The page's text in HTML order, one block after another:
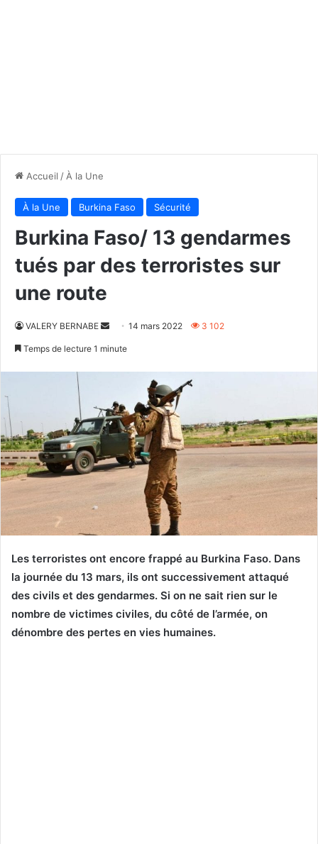
Accueil / À la Une
À la Une Burkina Faso Sécurité
Burkina Faso/ 13 gendarmes
tués par des terroristes sur
une route
VALERY BERNABE
Envoyer14 mars 2022 3 102
Temps de lecture 1 minute
Les terroristes ont encore frappé au Burkina Faso. Dans
la journée du 13 mars, ils ont successivement attaqué
des civils et des gendarmes. Si on ne sait rien sur le
nombre de victimes civiles, du côté de l’armée, on
dénombre des pertes en vies humaines.